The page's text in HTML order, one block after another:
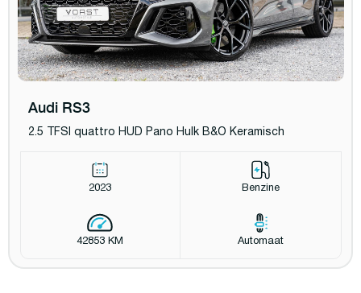
Audi RS3
2.5 TFSI quattro HUD Pano Hulk B&O Keramisch
2023 Benzine
42853 KM Automaat